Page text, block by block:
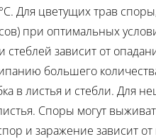
Для цветущих трав
при оптимальных
зависит от
большего
в листья и стебли. Для
Споры могут
и заражение зависит